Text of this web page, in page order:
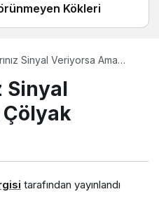
Kökleri
Sinyal Veriyorsa Ama
Sinyal
tarafından yayınlandı